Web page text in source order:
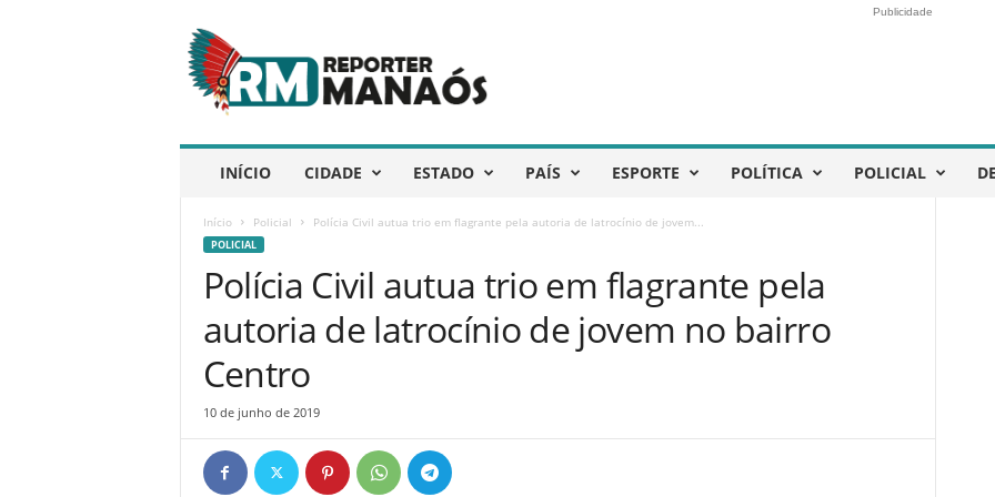
e
p
ó
Publicidade
INÍCIO CIDADE ESTADO PAÍS ESPORTE POLÍTICA POLICIAL
Início Policial Polícia Civil autua trio em flagrante pela autoria de latrocínio de jovem...
POLICIAL
Polícia Civil autua trio em flagrante pela
autoria de latrocínio de jovem no bairro
Centro
10 de junho de 2019